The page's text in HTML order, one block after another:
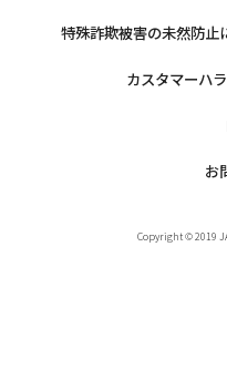
特殊詐欺被害の未然防止
カスタマーハ
お
Copyright © 2019